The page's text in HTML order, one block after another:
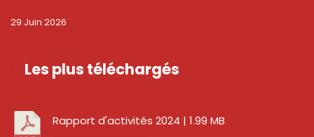
29 Juin 2026
Les plus téléchargés
Rapport d'activités 2024 | 1.99 MB